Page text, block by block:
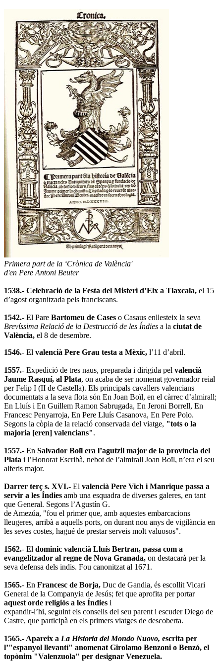
Primera part de la ‘Crònica de València′
d'en Pere Antoni Beuter
1538.- Celebració de la Festa del Misteri d’Elx a Tlaxcala, el 15
d’agost organitzada pels franciscans.
1542.- El Pare Bartomeu de Cases o Casaus enllesteix la seva
Brevíssima Relació de la Destrucció de les Índies a la ciutat de
València, el 8 de desembre.
1546.- El valencià Pere Grau testa a Mèxic, l’11 d’abril.
1557.- Expedició de tres naus, preparada i dirigida pel valencià
Jaume Rasquí, al Plata, on acaba de ser nomenat governador reial
per Felip I (II de Castella). Els principals cavallers valencians
documentats a la seva flota són En Joan Boïl, en el càrrec d’almirall;
En Lluís i En Guillem Ramon Sabrugada, En Jeroni Borrell, En
Francesc Penyarroja, En Pere Lluís Casanova, En Pere Polo.
Segons la còpia de la relació conservada del viatge, "tots o la
majoria [eren] valencians".
1557.- En Salvador Boïl era l’agutzil major de la província del
Plata i l’Honorat Escribà, nebot de l’almirall Joan Boïl, n’era el seu
alferis major.
Darrer terç s. XVI.- El valencià Pere Vich i Manrique passa a
servir a les Índies amb una esquadra de diverses galeres, en tant
que General. Segons l’Agustín G.
de Amezúa, "fou el primer que, amb aquestes embarcacions
lleugeres, arribà a aquells ports, on durant nou anys de vigilància en
les seves costes, hagué de prestar serveis molt valuosos".
1562.- El dominic valencià Lluís Bertran, passa com a
evangelitzador al regne de Nova Granada, on destacarà per la
seva defensa dels indis. Fou canonitzat al 1671.
1565.- En Francesc de Borja, Duc de Gandia, és escollit Vicari
General de la Companyia de Jesús; fet que aprofita per portar
aquest orde religiós a les Índies i
expandir-l’hi, seguint els consells del seu parent i escuder Diego de
Castre, que participà en els primers viatges de descoberta.
1565.- Apareix a La Historia del Mondo Nuovo, escrita per
l’"espanyol llevantí" anomenat Girolamo Benzoni o Benzó, el
topònim "Valenzuola" per designar Venezuela.